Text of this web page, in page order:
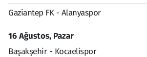
Gaziantep FK - Alanyaspor
16 Ağustos, Pazar
Başakşehir - Kocaelispor